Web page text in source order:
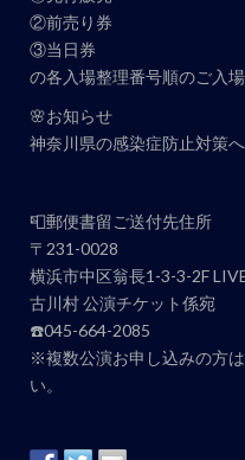
②前売り券
③当日券
の各入場整理番号順のご入
🌸お知らせ
神奈川県の感染症防止対策
📮郵便書留ご送付先住所
〒231-0028
横浜市中区翁長1-3-3-2F
古川村 公演チケット係宛
☎️045-664-2085
※複数公演お申し込みの方
い。